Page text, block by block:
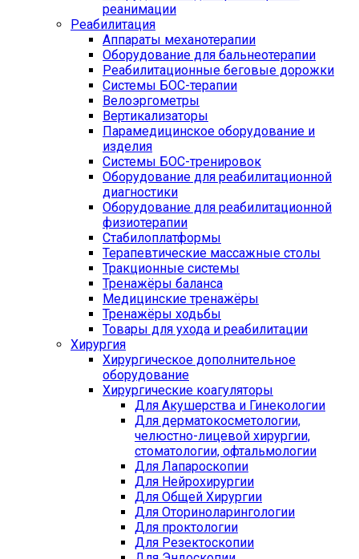
реанимации
Реабилитация
Аппараты механотерапии
Оборудование для бальнеотерапии
Реабилитационные беговые дорожки
Системы БОС-терапии
Велоэргометры
Вертикализаторы
Парамедицинское оборудование и
изделия
Системы БОС-тренировок
Оборудование для реабилитационной
диагностики
Оборудование для реабилитационной
физиотерапии
Стабилоплатформы
Терапевтические массажные столы
Тракционные системы
Тренажёры баланса
Медицинские тренажёры
Тренажёры ходьбы
Товары для ухода и реабилитации
Хирургия
Хирургическое дополнительное
оборудование
Хирургические коагуляторы
Для Акушерства и Гинекологии
Для дерматокосметологии,
челюстно-лицевой хирургии,
стоматологии, офтальмологии
Для Лапароскопии
Для Нейрохирургии
Для Общей Хирургии
Для Оториноларингологии
Для проктологии
Для Резектоскопии